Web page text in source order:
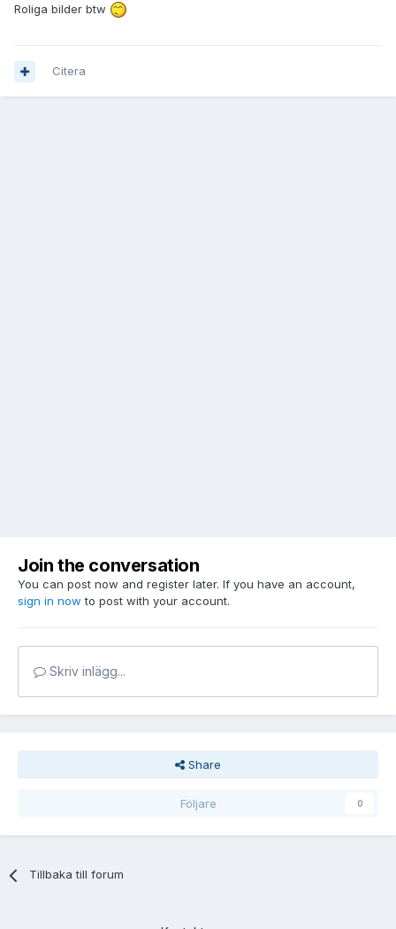
Roliga bilder btw
Citera
Join the conversation
You can post now and register later. If you have an account,
sign in now to post with your account.
Skriv inlägg...
Share
Följare 0
Tillbaka till forum